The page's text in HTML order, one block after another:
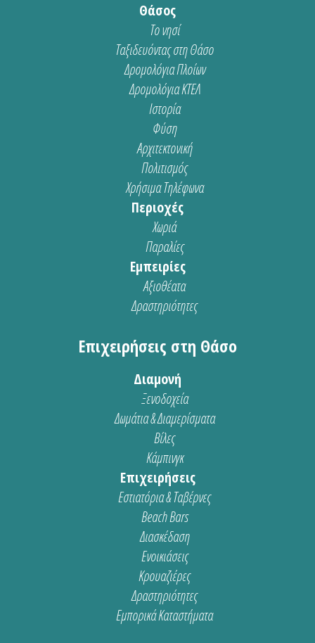
Θάσος
Το νησί
Ταξιδευόντας στη Θάσο
Δρομολόγια Πλοίων
Δρομολόγια ΚΤΕΛ
Ιστορία
Φύση
Αρχιτεκτονική
Πολιτισμός
Χρήσιμα Τηλέφωνα
Περιοχές
Χωριά
Παραλίες
Εμπειρίες
Αξιοθέατα
Δραστηριότητες
Επιχειρήσεις στη Θάσο
Διαμονή
Ξενοδοχεία
Δωμάτια & Διαμερίσματα
Βίλες
Κάμπινγκ
Επιχειρήσεις
Εστιατόρια & Ταβέρνες
Beach Bars
Διασκέδαση
Ενοικιάσεις
Κρουαζιέρες
Δραστηριότητες
Εμπορικά Καταστήματα